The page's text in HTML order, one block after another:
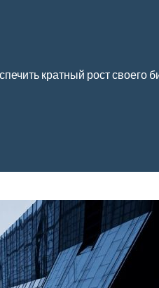
кратный рост своего